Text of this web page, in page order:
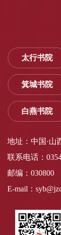
太行书院
箕城书院
白燕书院
地址：中国·山
联系电话：
邮编：030800
E-mail：